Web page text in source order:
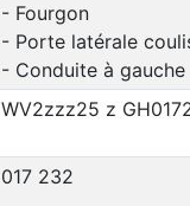
- Fourgon
- Porte latérale
- Conduite à gauche
WV2zzz25 z
017 232